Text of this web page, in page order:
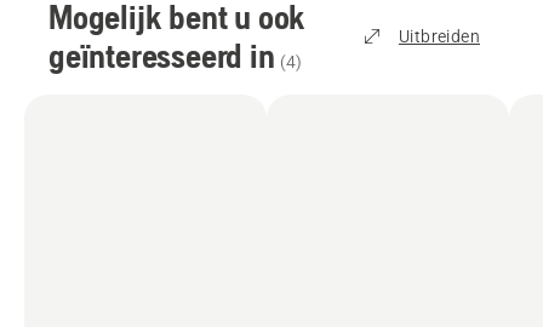
Mogelijk bent u ook
geïnteresseerd in (4)
Uitbreiden